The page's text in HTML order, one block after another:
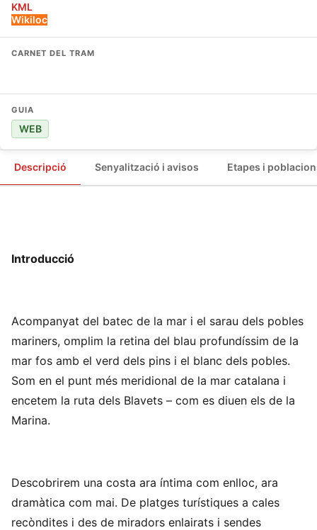
KML
Wikiloc
CARNET DEL TRAM
GUIA
WEB
Descripció Senyalització i avisos Etapes i
Introducció
Acompanyat del batec de la mar i el sarau dels pobles
mariners, omplim la retina del blau profundíssim de la
mar fos amb el verd dels pins i el blanc dels pobles.
Som en el punt més meridional de la mar catalana i
encetem la ruta dels Blavets – com es diuen els de la
Marina.
Descobrirem una costa ara íntima com enlloc, ara
dramàtica com mai. De platges turístiques a cales
recòndites i des de miradors enlairats i sendes